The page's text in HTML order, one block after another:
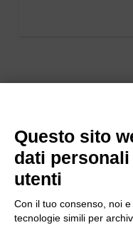
Questo sito
dati
utenti
Con il tuo consenso, noi
tecnologie simili per